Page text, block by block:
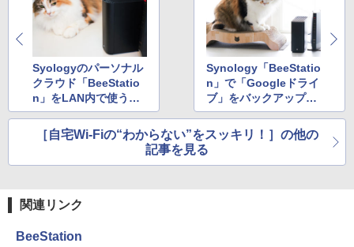
Syologyのパーソナル
クラウド「BeeStatio
n」をLAN内で使うネ
ットワークドライブと
して割り当てる（Mac
編）
Synology「BeeStatio
n」で「Googleドライ
ブ」をバックアップ、
実際の操作を紹介
［自宅Wi-Fiの“わからない”をスッキリ！］の他の
記事を見る
関連リンク
BeeStation